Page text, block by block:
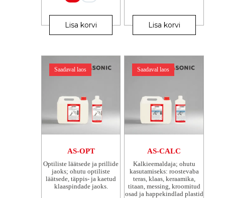
Lisa korvi
tootel
on
Valikuid
saab
teha
Lisa korvi
tootel
on
Valikuid
saab
teha
Saadaval laos
AS-OPT
Optiliste läätsede ja prillide
jaoks; ohutu optiliste
läätsede, täppis- ja kaetud
klaaspindade jaoks.
Saadaval laos
AS-CALC
Kalkieemaldaja; ohutu
kasutamiseks: roostevaba
teras, klaas, keraamika,
titaan, messing, kroomitud
osad ja happekindlad plastid